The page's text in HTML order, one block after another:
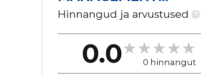
KOMMANDITBOLAG
EESTI FILIAAL
Hinnangud ja arvustused ?
0.0 0 hinnangut